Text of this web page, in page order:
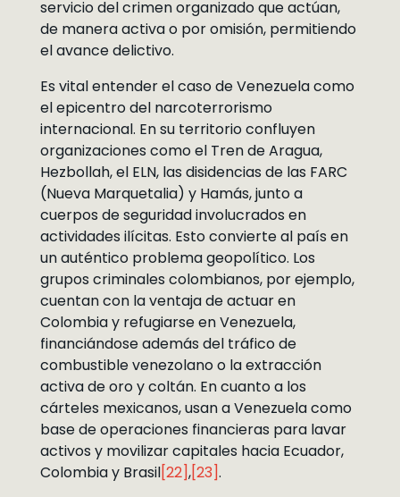
servicio del crimen organizado que actúan,
de manera activa o por omisión, permitiendo
el avance delictivo.
Es vital entender el caso de Venezuela como
el epicentro del narcoterrorismo
internacional. En su territorio confluyen
organizaciones como el Tren de Aragua,
Hezbollah, el ELN, las disidencias de las FARC
(Nueva Marquetalia) y Hamás, junto a
cuerpos de seguridad involucrados en
actividades ilícitas. Esto convierte al país en
un auténtico problema geopolítico. Los
grupos criminales colombianos, por ejemplo,
cuentan con la ventaja de actuar en
Colombia y refugiarse en Venezuela,
financiándose además del tráfico de
combustible venezolano o la extracción
activa de oro y coltán. En cuanto a los
cárteles mexicanos, usan a Venezuela como
base de operaciones financieras para lavar
activos y movilizar capitales hacia Ecuador,
Colombia y Brasil[22],[23].